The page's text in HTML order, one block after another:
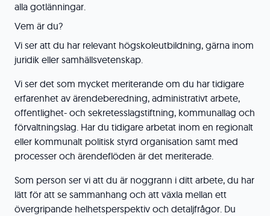
alla gotlänningar.
Vem är du?
Vi ser att du har relevant högskoleutbildning, gärna inom
juridik eller samhällsvetenskap.
Vi ser det som mycket meriterande om du har tidigare
erfarenhet av ärendeberedning, administrativt arbete,
offentlighet- och sekretesslagstiftning, kommunallag och
förvaltningslag. Har du tidigare arbetat inom en regionalt
eller kommunalt politisk styrd organisation samt med
processer och ärendeflöden är det meriterade.
Som person ser vi att du är noggrann i ditt arbete, du har
lätt för att se sammanhang och att växla mellan ett
övergripande helhetsperspektiv och detaljfrågor. Du